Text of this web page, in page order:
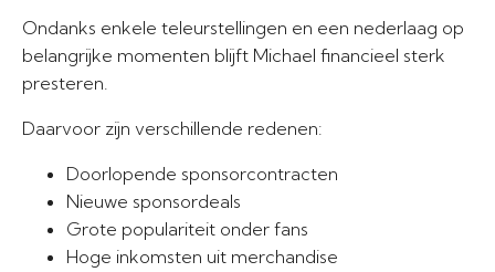
Ondanks enkele teleurstellingen en een nederlaag op
belangrijke momenten blijft Michael financieel sterk
presteren.
Daarvoor zijn verschillende redenen:
Doorlopende sponsorcontracten
Nieuwe sponsordeals
Grote populariteit onder fans
Hoge inkomsten uit merchandise